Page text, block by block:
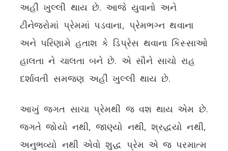
અહીં ખુલ્લી થાય છે. આજે યુવાનો અને
ટીનેજરોમાં પ્રેમમાં પડવાના, પ્રેમભગ્ન થવાના
અને પરિણામે હતાશ કે ડિપ્રેસ થવાના કિસ્સાઓ
હાલતા ને ચાલતા બને છે. એ સૌને સાચો રાહ
દર્શાવતી સમજણ અહીં ખુલ્લી થાય છે.
આખું જગત સાચા પ્રેમથી જ વશ થાય એમ છે.
જગતે જોયો નથી, જાણ્યો નથી, શ્રદ્ધયો નથી,
અનુભવ્યો નથી એવો શુદ્ધ પ્રેમ એ જ પરમાત્મ